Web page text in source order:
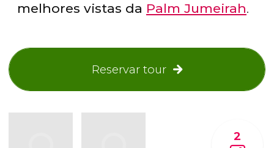
melhores vistas da Palm Jumeirah.
Reservar tour
2